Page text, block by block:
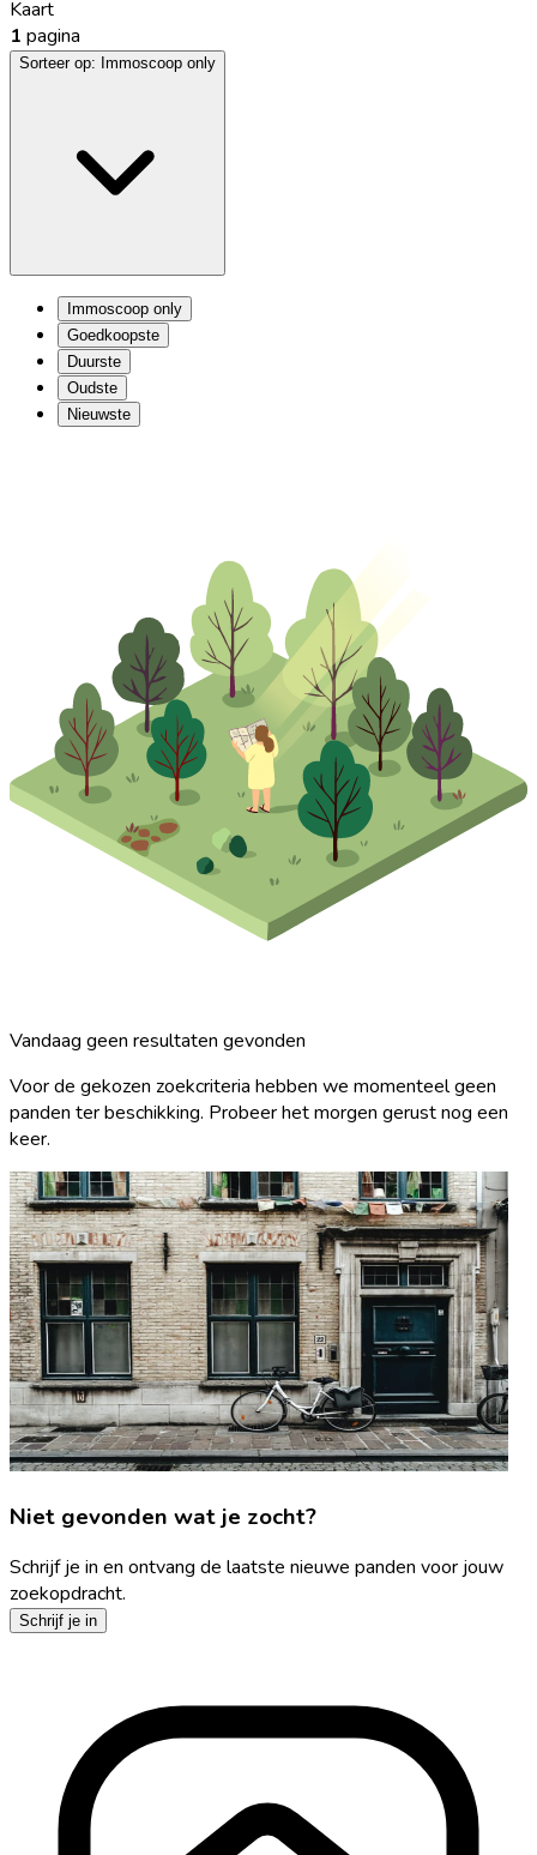
Kaart
1 pagina
Sorteer op: Immoscoop only
Immoscoop only
Goedkoopste
Duurste
Oudste
Nieuwste
Vandaag geen resultaten gevonden
Voor de gekozen zoekcriteria hebben we momenteel geen
panden ter beschikking. Probeer het morgen gerust nog een
keer.
Niet gevonden wat je zocht?
Schrijf je in en ontvang de laatste nieuwe panden voor jouw
zoekopdracht.
Schrijf je in